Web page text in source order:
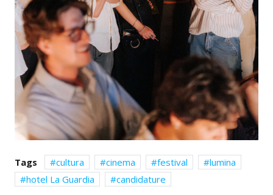
Tags cultura cinema festival
lumina
hotel La Guardia
candidature